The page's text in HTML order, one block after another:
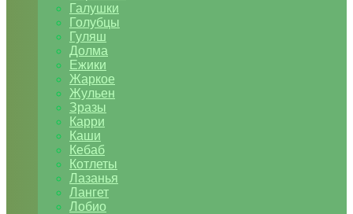
Галушки
Голубцы
Гуляш
Долма
Ежики
Жаркое
Жульен
Зразы
Карри
Каши
Кебаб
Котлеты
Лазанья
Лангет
Лобио